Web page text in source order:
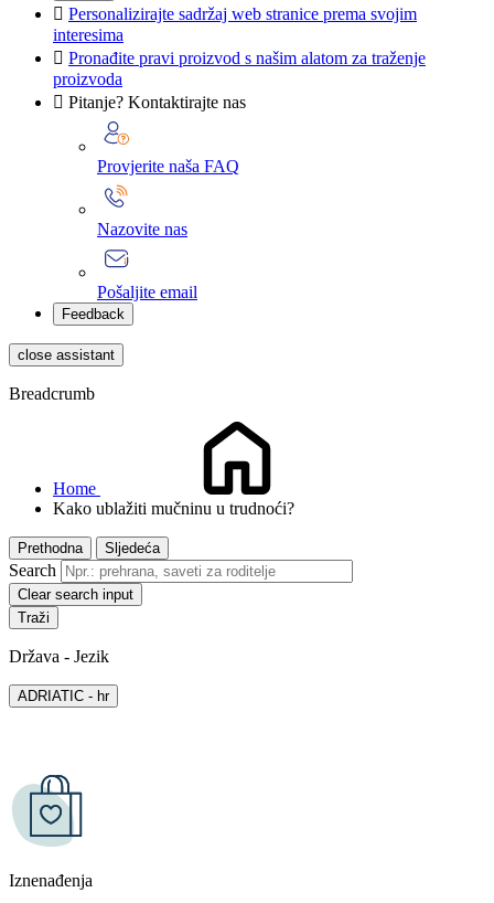
 Personalizirajte sadržaj web stranice prema svojim
interesima
 Pronađite pravi proizvod s našim alatom za traženje
proizvoda
 Pitanje? Kontaktirajte nas
Provjerite naša FAQ
Nazovite nas
Pošaljite email
Feedback
close assistant
Breadcrumb
Home
Kako ublažiti mučninu u trudnoći?
Prethodna Sljedeća
Search
Clear search input
Država - Jezik
ADRIATIC - hr
Iznenađenja